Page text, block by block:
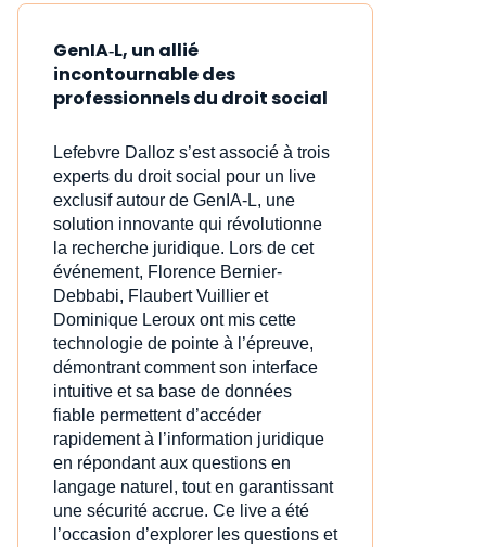
GenIA‑L, un allié
incontournable des
professionnels du droit social
Lefebvre Dalloz s’est associé à trois
experts du droit social pour un live
exclusif autour de GenIA‑L, une
solution innovante qui révolutionne
la recherche juridique. Lors de cet
événement, Florence Bernier-
Debbabi, Flaubert Vuillier et
Dominique Leroux ont mis cette
technologie de pointe à l’épreuve,
démontrant comment son interface
intuitive et sa base de données
fiable permettent d’accéder
rapidement à l’information juridique
en répondant aux questions en
langage naturel, tout en garantissant
une sécurité accrue. Ce live a été
l’occasion d’explorer les questions et